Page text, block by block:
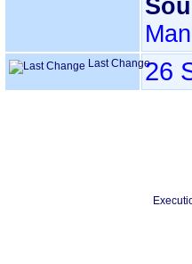
Last Change26